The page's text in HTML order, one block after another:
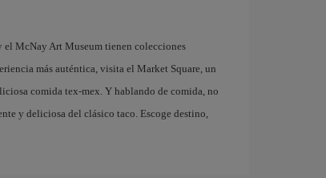
el McNay Art Museum tienen colecciones
más auténtica, visita el Market Square, un
comida tex-mex. Y hablando de comida, no
y deliciosa del clásico taco. Escoge destino,